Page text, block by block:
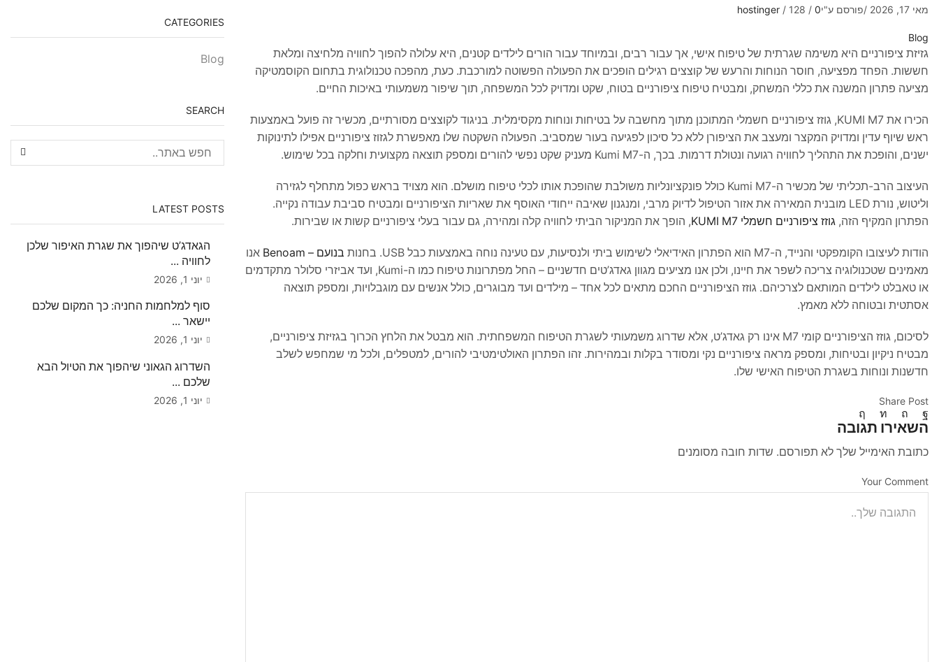
מאי 17, 2026 /פורסם ע"י hostinger / 128 / 0
Blog
גזיזת ציפורניים היא משימה שגרתית של טיפוח אישי, אך עבור רבים, ובמיוחד עבור הורים לילדים קטנים, היא עלולה להפוך לחוויה מלחיצה ומלאת
חששות. הפחד מפציעה, חוסר הנוחות והרעש של קוצצים רגילים הופכים את הפעולה הפשוטה למורכבת. כעת, מהפכה טכנולוגית בתחום הקוסמטיקה
מציעה פתרון המשנה את כללי המשחק, ומבטיח טיפוח ציפורניים בטוח, שקט ומדויק לכל המשפחה, תוך שיפור משמעותי באיכות החיים.
הכירו את KUMI M7, גוזז ציפורניים חשמלי המתוכנן מתוך מחשבה על בטיחות ונוחות מקסימלית. בניגוד לקוצצים מסורתיים, מכשיר זה פועל באמצעות
ראש שיוף עדין ומדויק המקצר ומעצב את הציפורן ללא כל סיכון לפגיעה בעור שמסביב. הפעולה השקטה שלו מאפשרת לגזוז ציפורניים אפילו לתינוקות
ישנים, והופכת את התהליך לחוויה רגועה ונטולת דרמות. בכך, ה-Kumi M7 מעניק שקט נפשי להורים ומספק תוצאה מקצועית וחלקה בכל שימוש.
העיצוב הרב-תכליתי של מכשיר ה-Kumi M7 כולל פונקציונליות משולבת שהופכת אותו לכלי טיפוח מושלם. הוא מצויד בראש כפול מתחלף לגזירה
וליטוש, נורת LED מובנית המאירה את אזור הטיפול לדיוק מרבי, ומנגנון שאיבה ייחודי האוסף את שאריות הציפורניים ומבטיח סביבת עבודה נקייה.
הפתרון המקיף הזה, גוזז ציפורניים חשמלי KUMI M7 , הופך את המניקור הביתי לחוויה קלה ומהירה, גם עבור בעלי ציפורניים קשות או שבירות.
הודות לעיצובו הקומפקטי והנייד, ה-M7 הוא הפתרון האידיאלי לשימוש ביתי ולנסיעות, עם טעינה נוחה באמצעות כבל USB. בחנות בנועם – Benoam
אנו
מאמינים שטכנולוגיה צריכה לשפר את חיינו, ולכן אנו מציעים מגוון גאדג’טים חדשניים – החל מפתרונות טיפוח כמו ה-Kumi, ועד אביזרי סלולר מתקדמים
או טאבלט לילדים המותאם לצרכיהם. גוזז הציפורניים החכם מתאים לכל אחד – מילדים ועד מבוגרים, כולל אנשים עם מוגבלויות, ומספק תוצאה
אסתטית ובטוחה ללא מאמץ.
לסיכום, גוזז הציפורניים קומי M7 אינו רק גאדג’ט, אלא שדרוג משמעותי לשגרת הטיפוח המשפחתית. הוא מבטל את הלחץ הכרוך בגזיזת ציפורניים,
מבטיח ניקיון ובטיחות, ומספק מראה ציפורניים נקי ומסודר בקלות ובמהירות. זהו הפתרון האולטימטיבי להורים, למטפלים, ולכל מי שמחפש לשלב
חדשנות ונוחות בשגרת הטיפוח האישי שלו.
Share Post
השאירו תגובה
כתובת האימייל שלך לא תפורסם. שדות חובה מסומנים
Your Comment
CATEGORIES
Blog
SEARCH
LATEST POSTS
הגאדג’ט שיהפוך את שגרת האיפור שלכן
לחוויה ...
יוני 1, 2026
סוף למלחמות החניה: כך המקום שלכם
יישאר ...
יוני 1, 2026
השדרוג הגאוני שיהפוך את הטיול הבא
שלכם ...
יוני 1, 2026